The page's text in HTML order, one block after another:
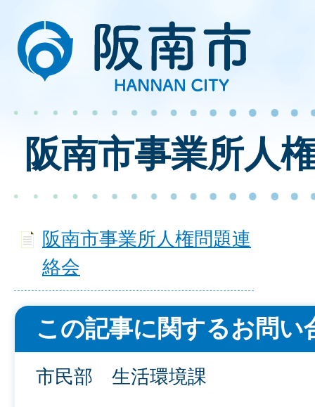
阪南市事業所人
阪南市事業所人権問題連
絡会
この記事に関するお問い
市民部 生活環境課